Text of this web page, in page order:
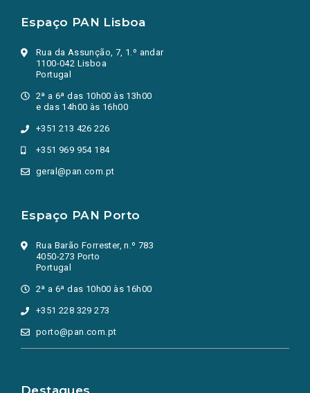
Espaço PAN Lisboa
Rua da Assunção, 7, 1.º andar
1100-042 Lisboa
Portugal
2ª a 6ª das 10h00 às 13h00
e das 14h00 às 16h00
+351 213 426 226
+351 969 954 184
geral@pan.com.pt
Espaço PAN Porto
Rua Barão Forrester, n.º 783
4050-273 Porto
Portugal
2ª a 6ª das 10h00 às 16h00
+351 228 329 273
porto@pan.com.pt
Destaques